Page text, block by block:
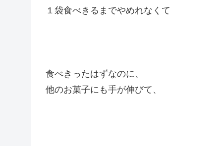
１袋食べきるまでやめれなくて
食べきったはずなのに、
他のお菓子にも手が伸びて、